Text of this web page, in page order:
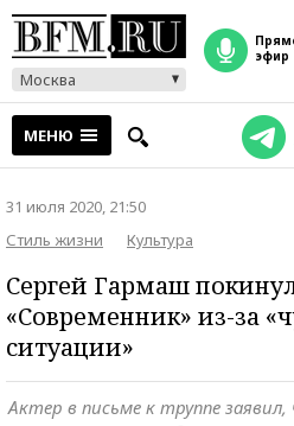
Москва
прямой
эфир
МЕНЮ
31 июля 2020, 21:50
Стиль жизни
Культура
Сергей Гармаш
«Современник» из-за
ситуации»
Актер в письме к труппе